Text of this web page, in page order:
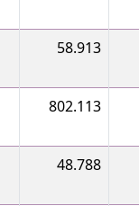
58.913
802.113
48.788